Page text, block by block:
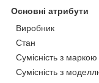
Основні атрибути
Виробник
Стан
Сумісність з маркою
Сумісність з